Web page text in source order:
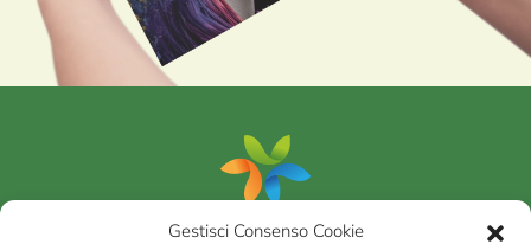
Gestisci Consenso Cookie